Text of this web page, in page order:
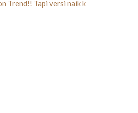
Trend!! Tapi versi naik k